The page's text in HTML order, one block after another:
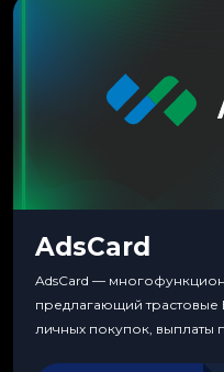
AdsCard
AdsCard —
предлагающий трастовые
личных покупок, выплаты